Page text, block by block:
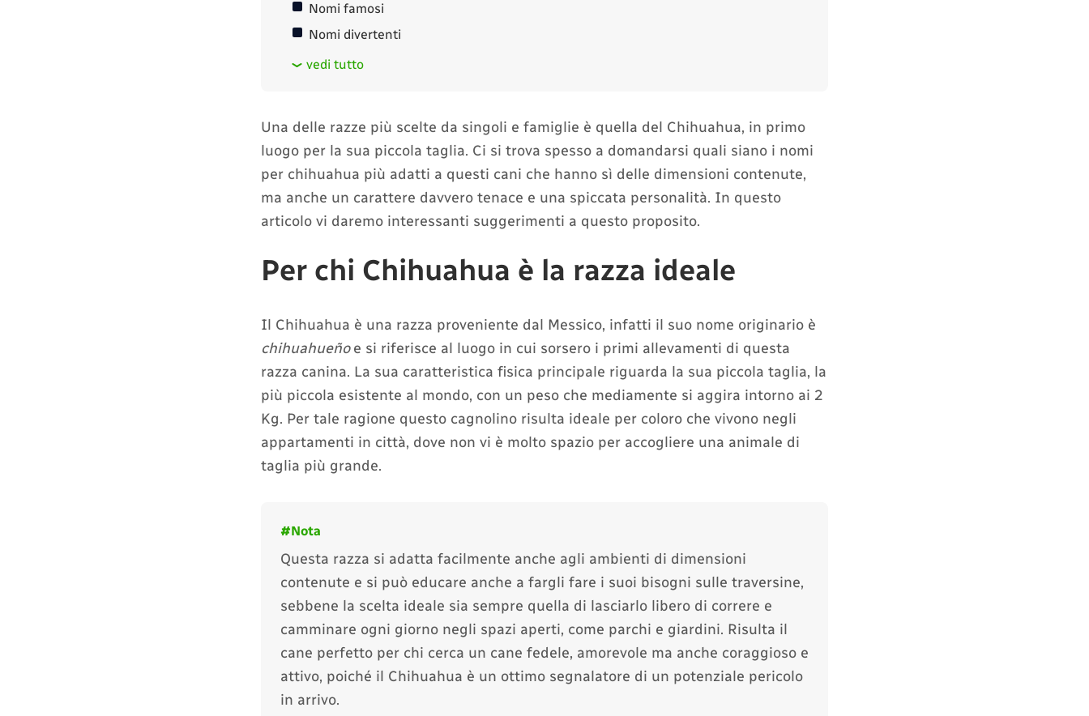
Nomi famosi
Nomi divertenti
vedi tutto
Una delle razze più scelte da singoli e famiglie è quella del Chihuahua, in primo
luogo per la sua piccola taglia. Ci si trova spesso a domandarsi quali siano i nomi
per chihuahua più adatti a questi cani che hanno sì delle dimensioni contenute,
ma anche un carattere davvero tenace e una spiccata personalità. In questo
articolo vi daremo interessanti suggerimenti a questo proposito.
Per chi Chihuahua è la razza ideale
Il Chihuahua è una razza proveniente dal Messico, infatti il suo nome originario è
chihuahueñoe si riferisce al luogo in cui sorsero i primi allevamenti di questa
razza canina. La sua caratteristica fisica principale riguarda la sua piccola taglia, la
più piccola esistente al mondo, con un peso che mediamente si aggira intorno ai 2
Kg. Per tale ragione questo cagnolino risulta ideale per coloro che vivono negli
appartamenti in città, dove non vi è molto spazio per accogliere una animale di
taglia più grande.
Questa razza si adatta facilmente anche agli ambienti di dimensioni
contenute e si può educare anche a fargli fare i suoi bisogni sulle traversine,
sebbene la scelta ideale sia sempre quella di lasciarlo libero di correre e
camminare ogni giorno negli spazi aperti, come parchi e giardini. Risulta il
cane perfetto per chi cerca un cane fedele, amorevole ma anche coraggioso e
attivo, poiché il Chihuahua è un ottimo segnalatore di un potenziale pericolo
in arrivo.